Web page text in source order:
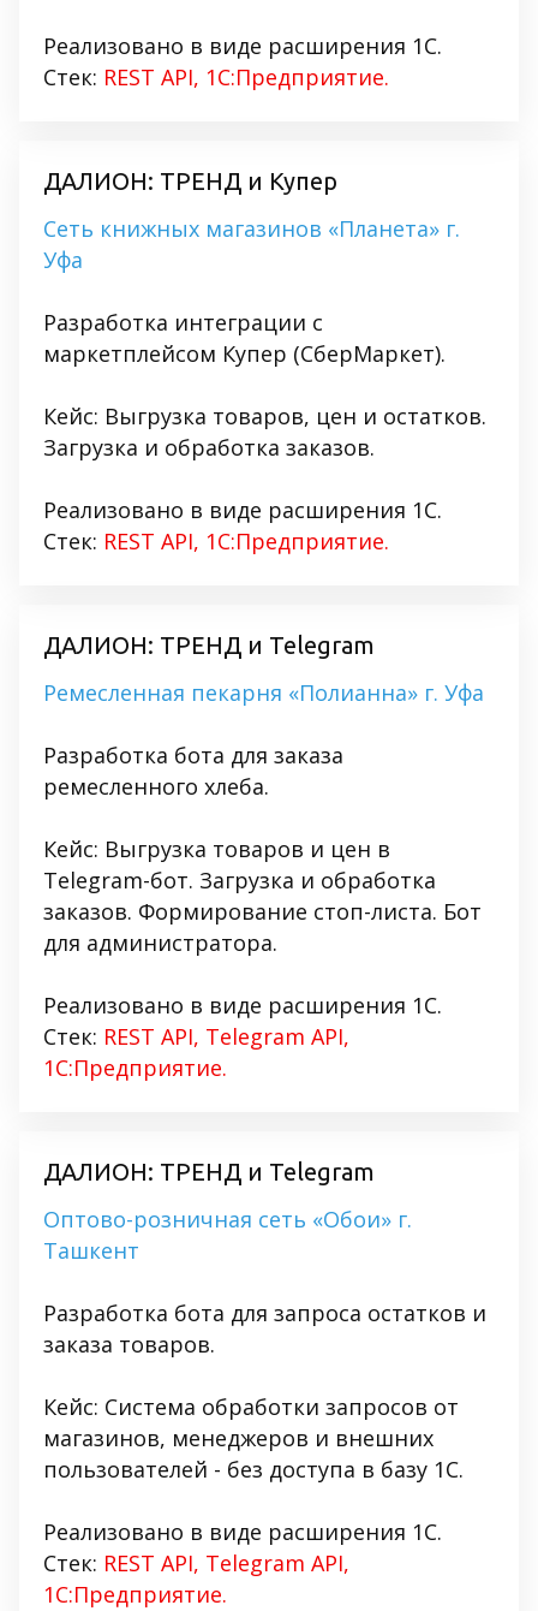
Реализовано в виде расширения 1С.
Стек: REST API, 1С:Предприятие.
ДАЛИОН: ТРЕНД и Купер
Сеть книжных магазинов «Планета» г.
Уфа
Разработка интеграции с
маркетплейсом Купер (СберМаркет).
Кейс: Выгрузка товаров, цен и остатков.
Загрузка и обработка заказов.
Реализовано в виде расширения 1С.
Стек: REST API, 1С:Предприятие.
ДАЛИОН: ТРЕНД и Telegram
Ремесленная пекарня «Полианна» г. Уфа
Разработка бота для заказа
ремесленного хлеба.
Кейс: Выгрузка товаров и цен в
Telegram-бот. Загрузка и обработка
заказов. Формирование стоп-листа. Бот
для администратора.
Реализовано в виде расширения 1С.
Стек: REST API, Telegram API,
1С:Предприятие.
ДАЛИОН: ТРЕНД и Telegram
Оптово-розничная сеть «Обои» г.
Ташкент
Разработка бота для запроса остатков и
заказа товаров.
Кейс: Система обработки запросов от
магазинов, менеджеров и внешних
пользователей - без доступа в базу 1С.
Реализовано в виде расширения 1С.
Стек: REST API, Telegram API,
1С:Предприятие.